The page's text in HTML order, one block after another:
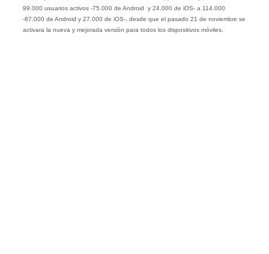
99.000 usuarios activos -75.000 de Android y 24.000 de iOS- a 114.000
-87.000 de Android y 27.000 de iOS-, desde que el pasado 21 de noviembre se
activara la nueva y mejorada versión para todos los dispositivos móviles.